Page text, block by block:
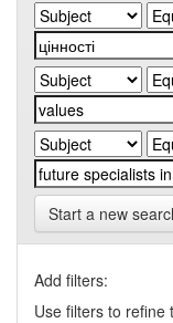
Start a new
Add filters:
Use filters to refine